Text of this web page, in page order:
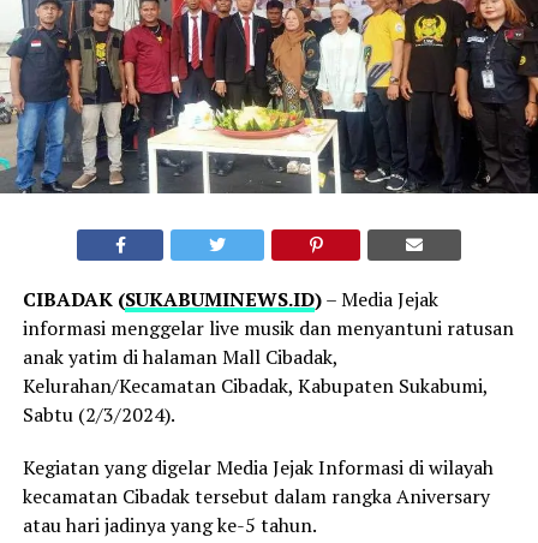
CIBADAK (SUKABUMINEWS.ID)– Media Jejak
informasi menggelar live musik dan menyantuni ratusan
anak yatim di halaman Mall Cibadak,
Kelurahan/Kecamatan Cibadak, Kabupaten Sukabumi,
Sabtu (2/3/2024).
Kegiatan yang digelar Media Jejak Informasi di wilayah
kecamatan Cibadak tersebut dalam rangka Aniversary
atau hari jadinya yang ke-5 tahun.